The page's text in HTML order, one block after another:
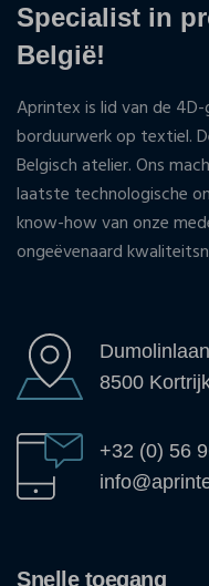
Specialist in
België!
Aprintex is lid van de
borduurwerk op textiel.
Belgisch atelier. Ons
laatste technologische
know-how van onze
ongeëvenaard
8500
+32 (0) 56
Snelle toegang